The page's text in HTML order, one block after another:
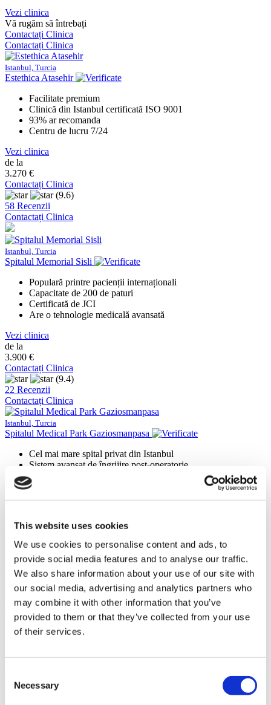
This website uses cookies
We use cookies to personalise content and ads, to
provide social media features and to analyse our traffic.
We also share information about your use of our site with
our social media, advertising and analytics partners who
may combine it with other information that you’ve
provided to them or that they’ve collected from your use
of their services.
Selection
Necessary
Vezi clinica
Vă rugăm să întrebați
Contactați Clinica
Contactați Clinica
Istanbul, Turcia
Estethica Atasehir
Facilitate premium
Clinică din Istanbul certificată ISO 9001
93% ar recomanda
Centru de lucru 7/24
Vezi clinica
de la
3.270 €
Contactați Clinica
(9.6)
58 Recenzii
Contactați Clinica
Istanbul, Turcia
Spitalul Memorial Sisli
Populară printre pacienții internaționali
Capacitate de 200 de paturi
Certificată de JCI
Are o tehnologie medicală avansată
Vezi clinica
de la
3.900 €
Contactați Clinica
(9.4)
22 Recenzii
Contactați Clinica
Istanbul, Turcia
Spitalul Medical Park Gaziosmanpasa
Cel mai mare spital privat din Istanbul
Sistem avansat de îngrijire post-operatorie
Chirurgi cu pregătire internațională
Clinică acreditată de JCI
3.900 €
Contactați Clinica
(9.7)
37 Recenzii
Contactați Clinica
Spitalele Ekol din Izmir
Are specialiști de clasă mondială
Rată de recenzii ridicată
Utilizarea celei mai avansate tehnologii
de la